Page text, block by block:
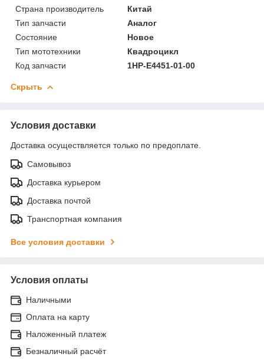
Страна производитель
Китай
Тип запчасти
Аналог
Состояние
Новое
Тип мототехники
Квадроцикл
Код запчасти
1HP-E4451-01-00
Скрыть
Условия доставки
Доставка осуществляется только по предоплате.
Самовывоз
Доставка курьером
Доставка почтой
Транспортная компания
Все условия доставки
Условия оплаты
Наличными
Оплата на карту
Наложенный платеж
Безналичный расчёт